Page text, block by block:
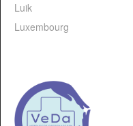
Luik
Luxembourg